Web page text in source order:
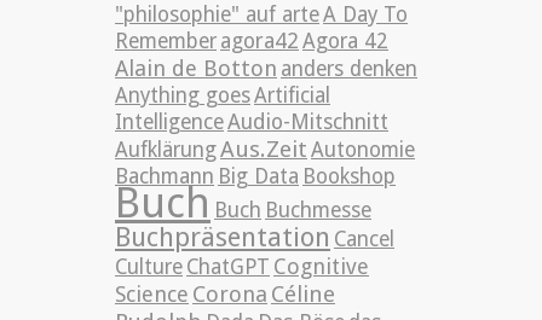
"philosophie" auf arteA Day To
Remember agora42 Agora 42
Alain de Botton anders denken
Anything goesArtificial
IntelligenceAudio-Mitschnitt
AufklärungAus.Zeit Autonomie
Bachmann Big Data Bookshop
Buch Buch Buchmesse
Buchpräsentation Cancel
Culture ChatGPT Cognitive
Science Corona Céline